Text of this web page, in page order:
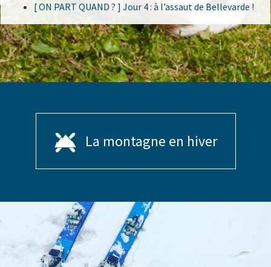
[ ON PART QUAND ? ] Jour 4 : à l’assaut de Bellevarde !
La montagne en hiver